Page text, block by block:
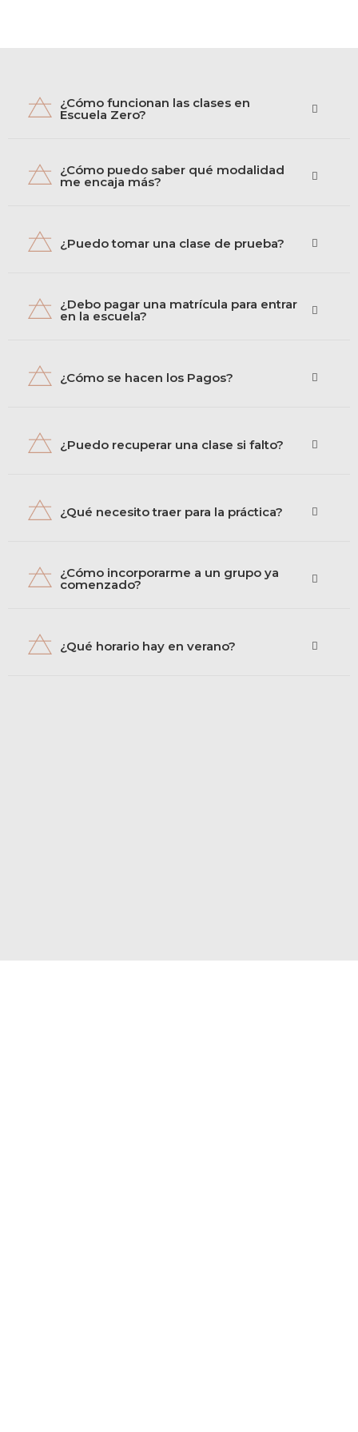
¿Cómo funcionan las clases en
Escuela Zero?
¿Cómo puedo saber qué modalidad
me encaja más?
¿Puedo tomar una clase de prueba?
¿Debo pagar una matrícula para entrar
en la escuela?
¿Cómo se hacen los Pagos?
¿Puedo recuperar una clase si falto?
¿Qué necesito traer para la práctica?
¿Cómo incorporarme a un grupo ya
comenzado?
¿Qué horario hay en verano?